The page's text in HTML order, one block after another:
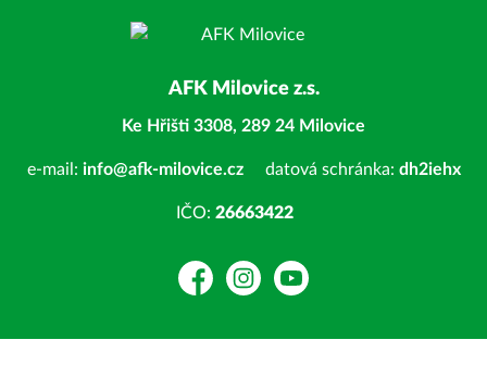
AFK Milovice z.s.
Ke Hřišti 3308, 289 24 Milovice
e-mail: info@afk-milovice.czdatová schránka: dh2iehx
IČO: 26663422
FacebookInstagramYouTube